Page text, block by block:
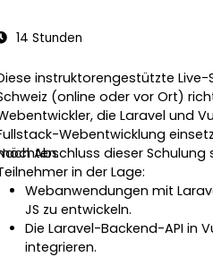
14 Stunden
instruktorengestützte Live-
(online oder vor Ort)
die Laravel und
Webentwicklung
Abschluss dieser Schulung
in der Lage:
Webanwendungen mit
JS zu entwickeln.
Die Laravel-Backend-API in
integrieren.